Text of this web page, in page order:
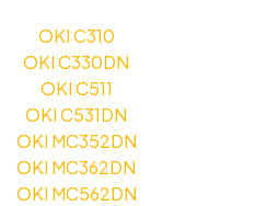
OKI C310
OKI C330DN
OKI C511
OKI C531DN
OKI MC352DN
OKI MC362DN
OKI MC562DN